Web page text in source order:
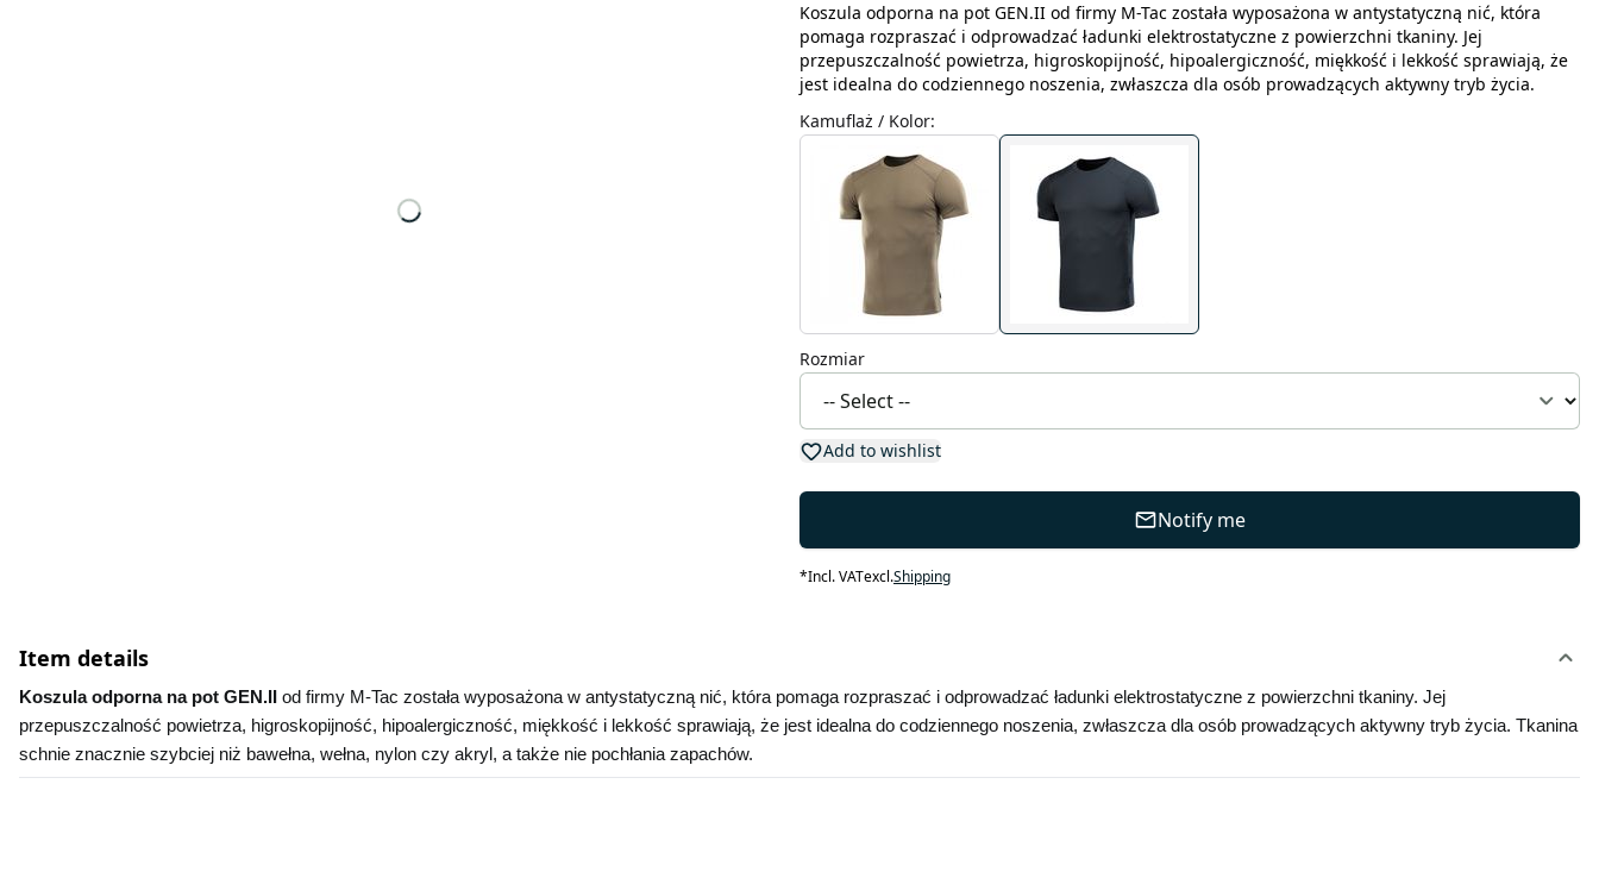
Koszula odporna na pot GEN.II od firmy M-Tac została wyposażona w antystatyczną nić, która
pomaga rozpraszać i odprowadzać ładunki elektrostatyczne z powierzchni tkaniny. Jej
przepuszczalność powietrza, higroskopijność, hipoalergiczność, miękkość i lekkość sprawiają, że
jest idealna do codziennego noszenia, zwłaszcza dla osób prowadzących aktywny tryb życia.
Kamuflaż / Kolor:
Rozmiar
Add to wishlist
Notify me
*Incl. VATexcl.Shipping
Item details
Koszula odporna na pot GEN.II od firmy M-Tac została wyposażona w antystatyczną nić, która pomaga rozpraszać i odprowadzać ładunki elektrostatyczne z powierzchni tkaniny. Jej
przepuszczalność powietrza, higroskopijność, hipoalergiczność, miękkość i lekkość sprawiają, że jest idealna do codziennego noszenia, zwłaszcza dla osób prowadzących aktywny tryb życia. Tkanina
schnie znacznie szybciej niż bawełna, wełna, nylon czy akryl, a także nie pochłania zapachów.